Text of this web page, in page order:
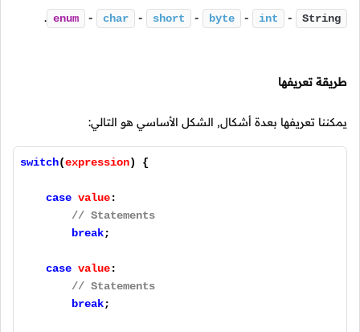
String
-
int
-
byte
-
short
-
char
-
enum
.
طريقة تعريفها
يمكننا تعريفها بعدة أشكال, الشكل الأساسي هو التالي:
switch(expression) {
case value:
// Statements
break;
case value:
// Statements
break;